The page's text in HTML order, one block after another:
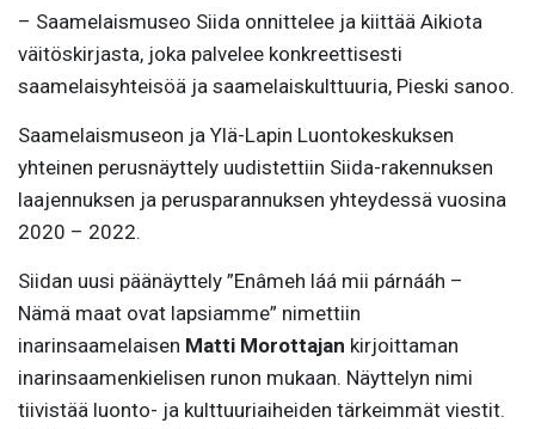
– Saamelaismuseo Siida onnittelee ja kiittää Aikiota
väitöskirjasta, joka palvelee konkreettisesti
saamelaisyhteisöä ja saamelaiskulttuuria, Pieski sanoo.
Saamelaismuseon ja Ylä-Lapin Luontokeskuksen
yhteinen perusnäyttely uudistettiin Siida-rakennuksen
laajennuksen ja perusparannuksen yhteydessä vuosina
2020 – 2022.
Siidan uusi päänäyttely ”Enâmeh láá mii párnááh –
Nämä maat ovat lapsiamme” nimettiin
inarinsaamelaisen Matti Morottajan kirjoittaman
inarinsaamenkielisen runon mukaan. Näyttelyn nimi
tiivistää luonto- ja kulttuuriaiheiden tärkeimmät viestit.